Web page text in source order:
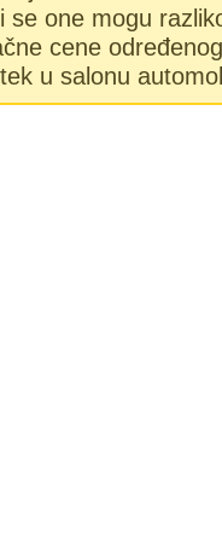
se one mogu
cene
u salonu